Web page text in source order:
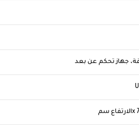
جهاز تحكم عن بعد